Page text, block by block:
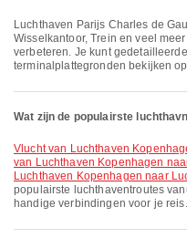
Luchthaven Parijs Charles de Gaulle biedt Parkeerplaatsen,
Wisselkantoor, Trein en veel
verbeteren. Je kunt
terminalplattegronden bekijken op
Wat zijn de populairste
vlucht van Luchthaven
van Luchthaven Kopenhagen
Luchthaven Kopenhagen naar
populairste luchthaventroutes
handige verbindingen voor je reis.